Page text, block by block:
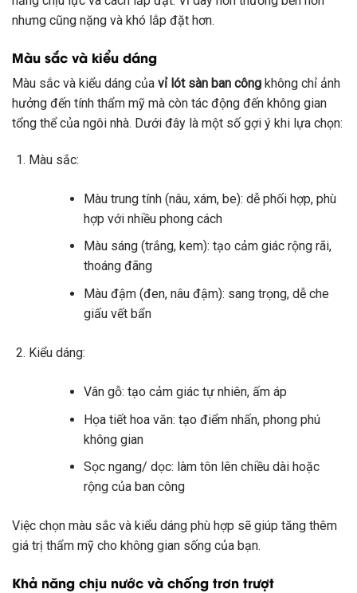
nhưng cũng nặng và khó lắp đặt hơn.
Màu sắc và kiểu dáng
Màu sắc và kiểu dáng của vỉ lót sàn ban công không chỉ ảnh
hưởng đến tính thẩm mỹ mà còn tác động đến không gian
tổng thể của ngôi nhà. Dưới đây là một số gợi ý khi lựa chọn:
Màu sắc:
Màu trung tính (nâu, xám, be): dễ phối hợp, phù
hợp với nhiều phong cách
Màu sáng (trắng, kem): tạo cảm giác rộng rãi,
thoáng đãng
Màu đậm (đen, nâu đậm): sang trọng, dễ che
giấu vết bẩn
Kiểu dáng:
Vân gỗ: tạo cảm giác tự nhiên, ấm áp
Họa tiết hoa văn: tạo điểm nhấn, phong phú
không gian
Sọc ngang/ dọc: làm tôn lên chiều dài hoặc
rộng của ban công
Việc chọn màu sắc và kiểu dáng phù hợp sẽ giúp tăng thêm
giá trị thẩm mỹ cho không gian sống của bạn.
Khả năng chịu nước và chống trơn trượt